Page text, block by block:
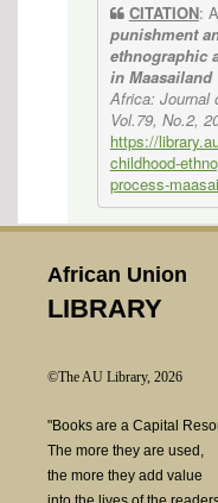
CITATION:
punishment
ethnographic
in Maasailand
Africa: Journal
Vol.79, No.2,
https://
childhood-
process-
African Union
LIBRARY
©The AU Library, 2026
"Books are a Capital
The more they are used,
the more they add value